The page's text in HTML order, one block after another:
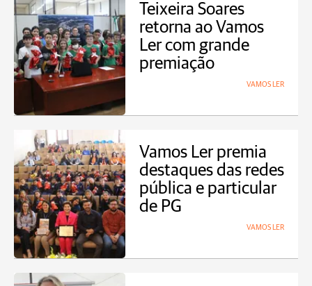
Teixeira Soares
retorna ao Vamos
Ler com grande
premiação
VAMOS LER
Vamos Ler premia
destaques das redes
pública e particular
de PG
VAMOS LER